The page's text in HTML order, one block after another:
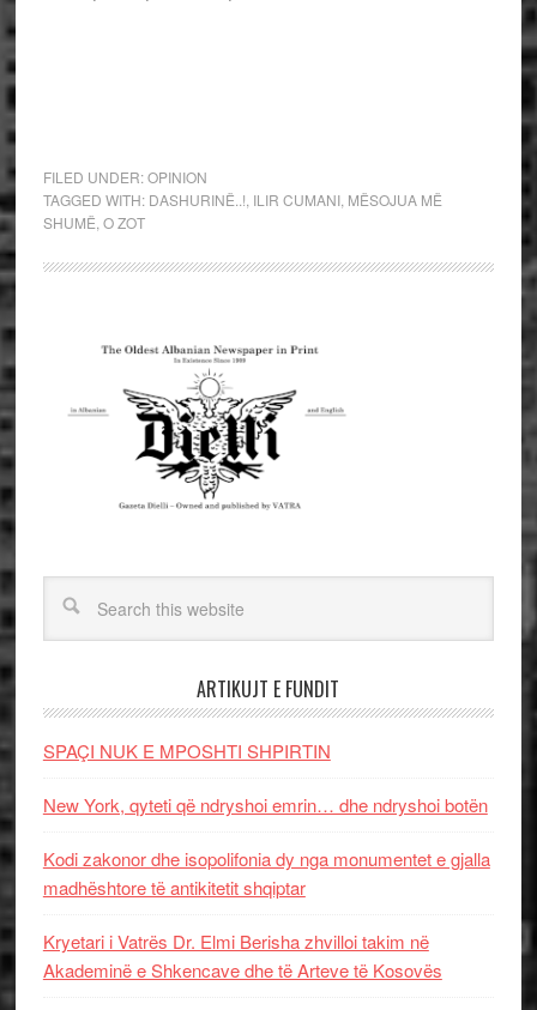
FILED UNDER:OPINION
TAGGED WITH: DASHURINË..! ILIR CUMANI, MËSOJUA MË
SHUMË O ZOT
ARTIKUJT E FUNDIT
SPAÇI NUK E MPOSHTI SHPIRTIN
New York, qyteti që ndryshoi emrin… dhe ndryshoi botën
Kodi zakonor dhe isopolifonia dy nga monumentet e gjalla
madhështore të antikitetit shqiptar
Kryetari i Vatrës Dr. Elmi Berisha zhvilloi takim në
Akademinë e Shkencave dhe të Arteve të Kosovës